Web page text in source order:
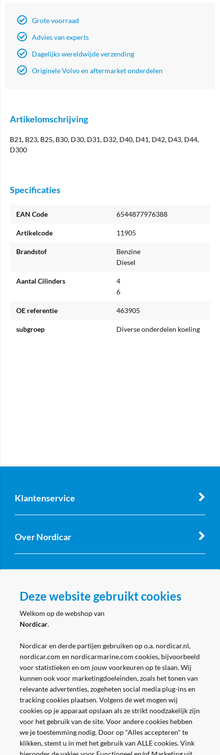
Grote voorraad
Advies van experts
Dagelijks wereldwijde verzending
Originele Volvo en aftermarket onderdelen
Artikelomschrijving
B21, B23, B25, B30, D30, D31, D32, D40, D41, D42, D43, D44,
D300
Specificaties
EAN Code 6544877976388
Artikelcode 11905
Brandstof
Benzine
Diesel
Aantal Cilinders
4
6
OE referentie 463905
subgroep Diverse onderdelen koeling
Klantenservice
Over Nordicar
Volg ons
Deze website gebruikt cookies
Welkom op de webshop van
Nordicar.
Nordicar en derde partijen gebruiken op o.a. nordicar.nl,
nordicar.com en nordicarmarine.com cookies, bijvoorbeeld
voor statistieken en om jouw voorkeuren op te slaan. Wij
kunnen ook voor marketingdoeleinden, zoals het tonen van
relevante advertenties, zogeheten social media plug-ins en
tracking cookies plaatsen. Volgens de wet mogen wij
cookies op je apparaat opslaan als ze strikt noodzakelijk zijn
voor het gebruik van de site. Voor andere cookies hebben
we je toestemming nodig. Door op "Alles accepteren" te
klikken, stemt u in met het gebruik van ALLE cookies. Vink